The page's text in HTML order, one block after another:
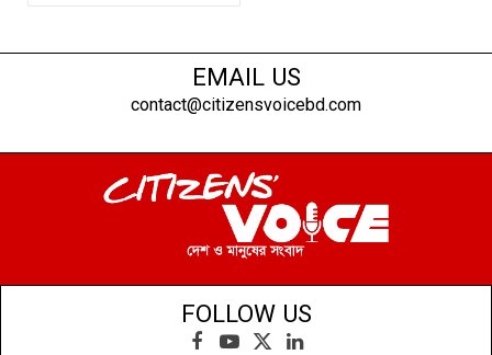
EMAIL US
contact@citizensvoicebd.com
FOLLOW US